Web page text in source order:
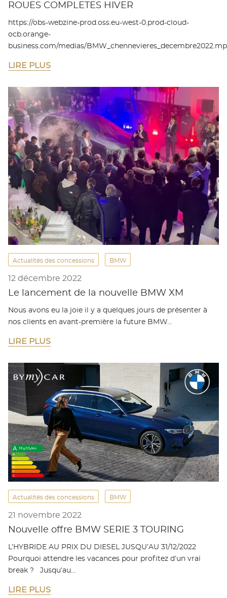
ROUES COMPLETES HIVER
https://obs-webzine-prod.oss.eu-west-0.prod-cloud-
ocb.orange-
business.com/medias/
LIRE PLUS
Actualités des concessions BMW
12 décembre 2022
Le lancement de la nouvelle BMW XM
Nous avons eu la joie il y a quelques jours de présenter à
nos clients en avant-première la future BMW…
LIRE PLUS
Actualités des concessions BMW
21 novembre 2022
Nouvelle offre BMW SERIE 3 TOURING
L’HYBRIDE AU PRIX DU DIESEL JUSQU’AU 31/12/2022
Pourquoi attendre les vacances pour profitez d’un vrai
break ? Jusqu’au…
LIRE PLUS